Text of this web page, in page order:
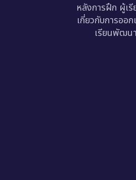
หลังการฝึก ผู้เ
เกี่ยวกับการออ
เรียนพัฒน